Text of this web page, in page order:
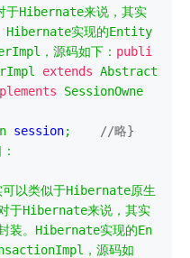
于Hibernate来说，其实
Hibernate实现的Entity
，源码如下： publi
extends Abstract
SessionOwne
session;
//略}
以类似于Hibernate原生
于Hibernate来说，其实
装。 Hibernate实现的En
，源码如